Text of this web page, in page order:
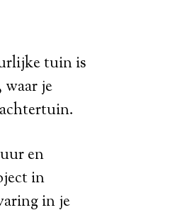
tuin is
waar je
en
in
in je